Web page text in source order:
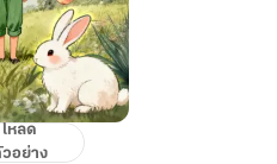
โหลด
อย่าง